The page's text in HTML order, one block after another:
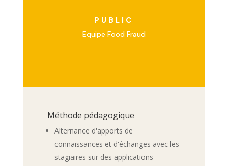
PUBLIC
Equipe Food Fraud
Méthode pédagogique
Alternance d'apports de
connaissances et d'échanges avec les
stagiaires sur des applications